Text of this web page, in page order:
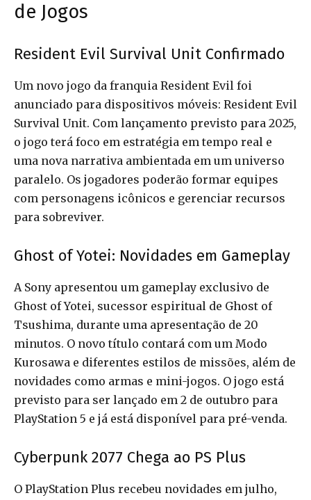
de Jogos
Resident Evil Survival Unit Confirmado
Um novo jogo da franquia Resident Evil foi
anunciado para dispositivos móveis: Resident Evil
Survival Unit. Com lançamento previsto para 2025,
o jogo terá foco em estratégia em tempo real e
uma nova narrativa ambientada em um universo
paralelo. Os jogadores poderão formar equipes
com personagens icônicos e gerenciar recursos
para sobreviver.
Ghost of Yotei: Novidades em Gameplay
A Sony apresentou um gameplay exclusivo de
Ghost of Yotei, sucessor espiritual de Ghost of
Tsushima, durante uma apresentação de 20
minutos. O novo título contará com um Modo
Kurosawa e diferentes estilos de missões, além de
novidades como armas e mini-jogos. O jogo está
previsto para ser lançado em 2 de outubro para
PlayStation 5 e já está disponível para pré-venda.
Cyberpunk 2077 Chega ao PS Plus
O PlayStation Plus recebeu novidades em julho,